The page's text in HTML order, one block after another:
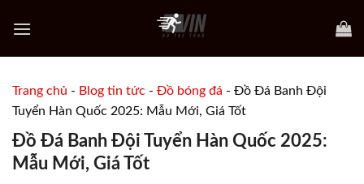
Trang chủ - Blog tin tức - Đồ bóng đá - Đồ Đá Banh Đội
Tuyển Hàn Quốc 2025: Mẫu Mới, Giá Tốt
Đồ Đá Banh Đội Tuyển Hàn Quốc 2025:
Mẫu Mới, Giá Tốt